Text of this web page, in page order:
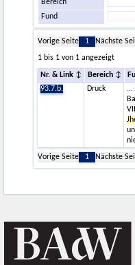
Bereich
Fund
Vorige Seite 1 Nächste
1 bis 1 von 1 angezeigt
Nr. & Link Bereich
93.7.b.
Druck
Vorige Seite
1 Nächste